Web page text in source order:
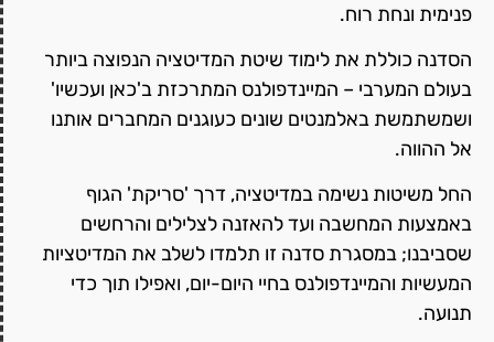
פנימית ונחת רוח.
הסדנה כוללת את לימוד שיטת המדיטציה הנפוצה ביותר
בעולם המערבי – המיינדפולנס המתרכזת ב'כאן ועכשיו'
ושמשתמשת באלמנטים שונים כעוגנים המחברים אותנו
אל ההווה.
החל משיטות נשימה במדיטציה, דרך 'סריקת' הגוף
באמצעות המחשבה ועד להאזנה לצלילים והרחשים
שסביבנו; במסגרת סדנה זו תלמדו לשלב את המדיטציות
המעשיות והמיינדפולנס בחיי היום-יום, ואפילו תוך כדי
תנועה.